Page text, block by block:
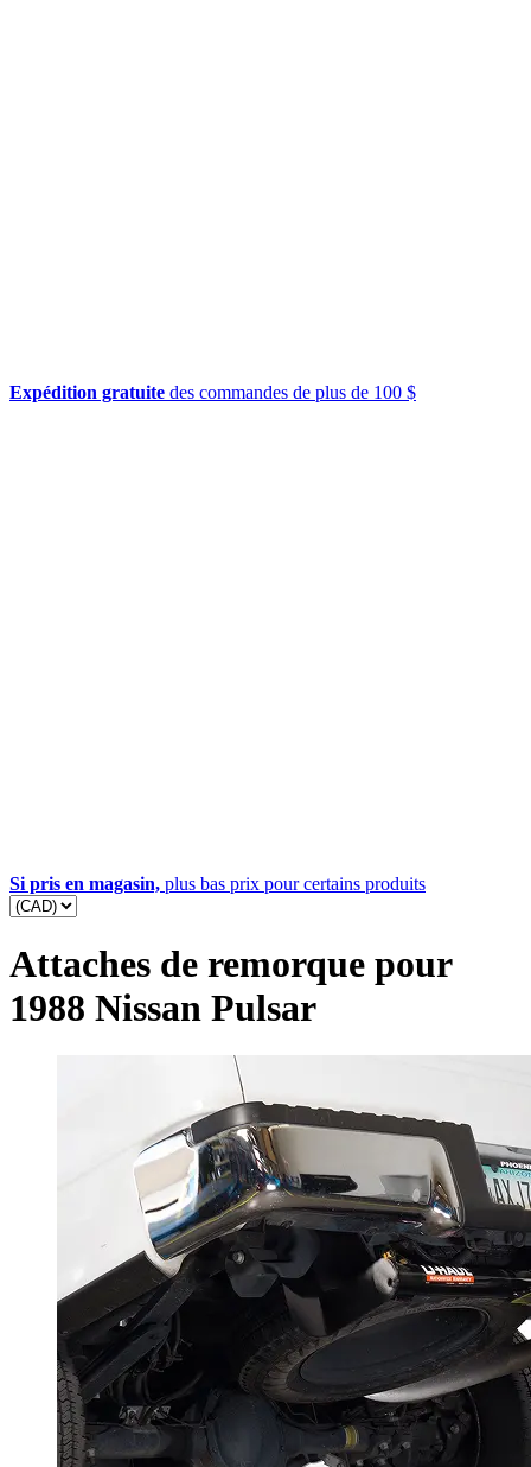
Expédition gratuite des commandes de plus de 100 $
Si pris en magasin, plus bas prix pour certains produits
Attaches de remorque pour
1988 Nissan Pulsar